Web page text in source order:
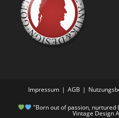
Impressum AGB
"Born out of passion, nurtured
Vintage Design